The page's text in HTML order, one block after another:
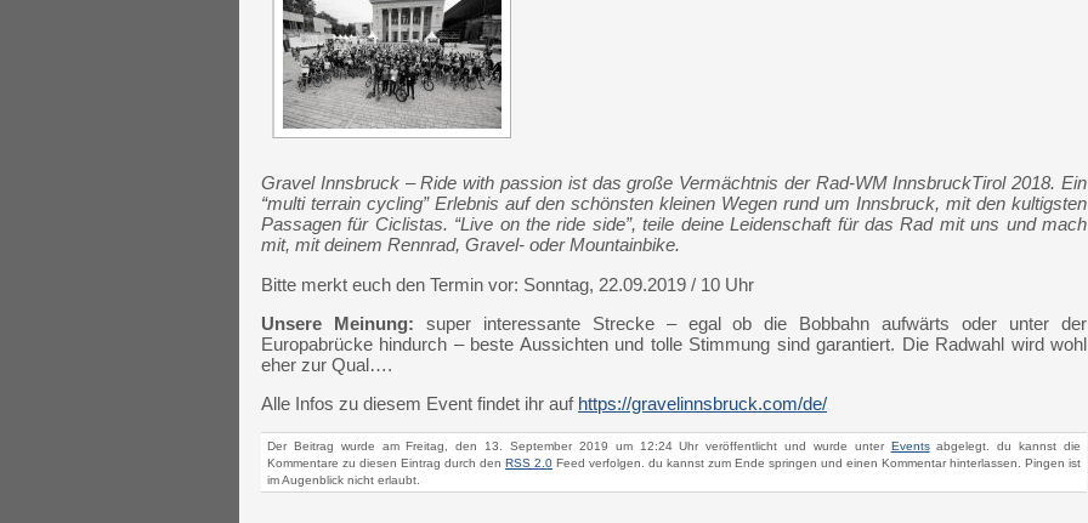
Gravel Innsbruck – Ride with passion ist das große Vermächtnis der Rad-WM InnsbruckTirol 2018. Ein
“multi terrain cycling” Erlebnis auf den schönsten kleinen Wegen rund um Innsbruck, mit den kultigsten
Passagen für Ciclistas. “Live on the ride side”, teile deine Leidenschaft für das Rad mit uns und mach
mit, mit deinem Rennrad, Gravel- oder Mountainbike.
Bitte merkt euch den Termin vor: Sonntag, 22.09.2019 / 10 Uhr
Unsere Meinung: super interessante Strecke – egal ob die Bobbahn aufwärts oder unter der
Europabrücke hindurch – beste Aussichten und tolle Stimmung sind garantiert. Die Radwahl wird wohl
eher zur Qual….
Alle Infos zu diesem Event findet ihr auf https://gravelinnsbruck.com/de/
Der Beitrag wurde am Freitag, den 13. September 2019 um 12:24 Uhr veröffentlicht und wurde unter Eventsabgelegt. du kannst die
Kommentare zu diesen Eintrag durch den RSS 2.0 Feed verfolgen. du kannst zum Ende springen und einen Kommentar hinterlassen. Pingen ist
im Augenblick nicht erlaubt.